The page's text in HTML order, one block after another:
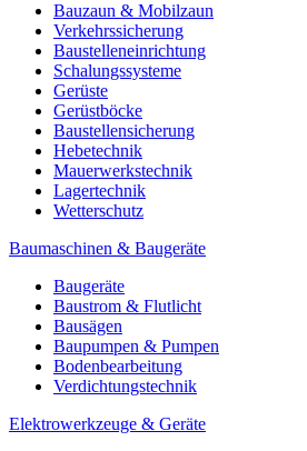
Bauzaun & Mobilzaun
Verkehrssicherung
Baustelleneinrichtung
Schalungssysteme
Gerüste
Gerüstböcke
Baustellensicherung
Hebetechnik
Mauerwerkstechnik
Lagertechnik
Wetterschutz
Baumaschinen & Baugeräte
Baugeräte
Baustrom & Flutlicht
Bausägen
Baupumpen & Pumpen
Bodenbearbeitung
Verdichtungstechnik
Elektrowerkzeuge & Geräte